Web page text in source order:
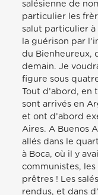
salésienne de
particulier les
salut particulier à
la guérison par
du Bienheureux,
demain. Je
figure sous
Tout d’abord, en
sont arrivés en
et ont d’abord
Aires. A Buenos
allés dans le
à Boca, où il y
communistes,
prêtres ! Les
rendus, et dans